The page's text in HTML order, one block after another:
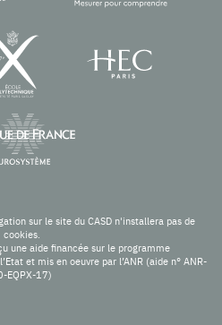
sur le site du CASD n'installera pas de
cookies.
une aide financée sur le programme
et mis en oeuvre par l’ANR (aide n° ANR-
EQPX-17)